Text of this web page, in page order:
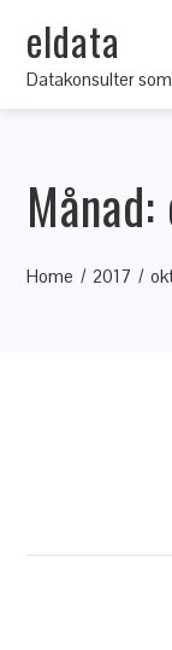
eldata
Datakonsulter
Månad:
Home 2017